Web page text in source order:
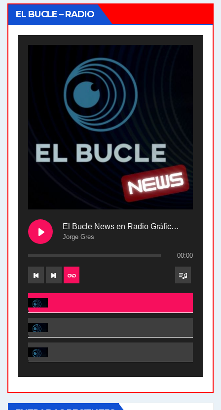
EL BUCLE – RADIO
El Bucle News en Radio Gráfica. Bloque 2 . 28.04.24
Jorge Gres
00:00
El Bucle News en Radio Gráfica. Bloque 2 . 28.04.24 - Jorge Gres
El Bucle News en Radio Gráfica. Bloque 1 . 28.04.24 - Jorge Gres
El Bucle News en Radio Gráfica. Bloque 2 . 21.04.24 - Jorge Gres